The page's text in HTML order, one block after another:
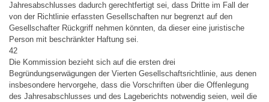
Jahresabschlusses dadurch gerechtfertigt sei, dass Dritte im Fall der
von der Richtlinie erfassten Gesellschaften nur begrenzt auf den
Gesellschafter Rückgriff nehmen könnten, da dieser eine juristische
Person mit beschränkter Haftung sei.
42
Die Kommission bezieht sich auf die ersten drei
Begründungserwägungen der Vierten Gesellschaftsrichtlinie, aus denen
insbesondere hervorgehe, dass die Vorschriften über die Offenlegung
des Jahresabschlusses und des Lageberichts notwendig seien, weil die